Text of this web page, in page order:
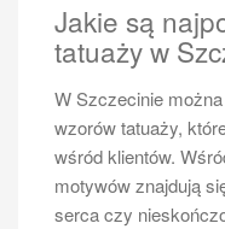
Jakie są
tatuaży w
W Szczecinie
wzorów tatuaży,
wśród klientów.
motywów znajdują
serca czy